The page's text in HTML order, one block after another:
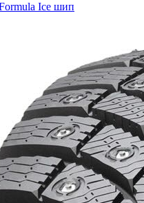
Ice шип